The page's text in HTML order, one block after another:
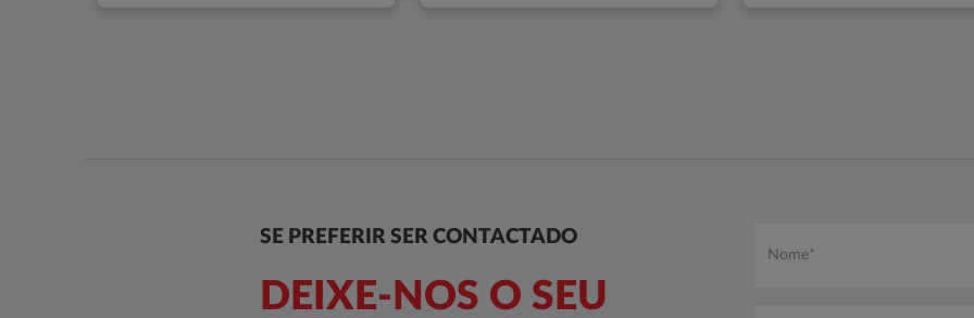
SE PREFERIR SER CONTACTADO
DEIXE-NOS O SEU